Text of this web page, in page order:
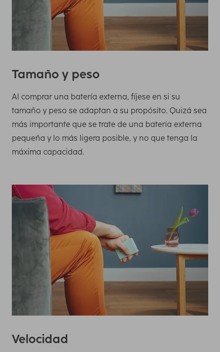
Tamaño y peso
Al comprar una batería externa, fíjese en si su
tamaño y peso se adaptan a su propósito. Quizá sea
más importante que se trate de una batería externa
pequeña y lo más ligera posible, y no que tenga la
máxima capacidad.
Velocidad